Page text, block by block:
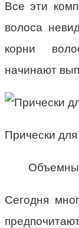
Все эти
волоса
корни
начинают
Прически
Сегодня